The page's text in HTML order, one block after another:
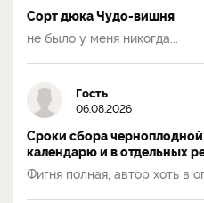
Сорт дюка Чудо-вишня
не было у меня никогда...
Гость
06.08.2026
Сроки сбора
календарю и в отдельных
Фигня полная, автор хоть в